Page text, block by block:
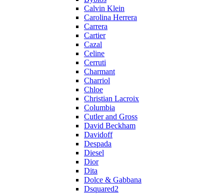
Calvin Klein
Carolina Herrera
Carrera
Cartier
Cazal
Celine
Cerruti
Charmant
Charriol
Chloe
Christian Lacroix
Columbia
Cutler and Gross
David Beckham
Davidoff
Despada
Diesel
Dior
Dita
Dolce & Gabbana
Dsquared2